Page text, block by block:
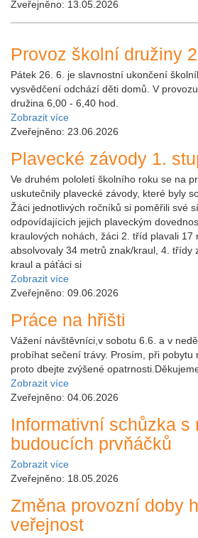
Zveřejněno: 13.05.2026
Provoz školní družiny
Pátek 26. 6. je slavnostní ukončení
vysvědčení odchází děti domů. V
družina 6,00 - 6,40 hod.
Zobrazit více
Zveřejněno: 23.06.2026
Plavecké závody 1.
Ve druhém pololetí školního roku se na
uskutečnily plavecké závody, které byly
Žáci jednotlivých ročníků si poměřili své
odpovídajících jejich plaveckým
kraulových nohách, žáci 2. tříd plavali 17
absolvovaly 34 metrů znak/kraul, 4. třídy
kraul a páťáci si
Zobrazit více
Zveřejněno: 09.06.2026
Práce na hřišti
Vážení návštěvníci,v sobotu 6.6. a v
probíhat sečení trávy. Prosím, při pobytu
proto dbejte zvýšené
Zobrazit více
Zveřejněno: 04.06.2026
Informativní schůzka s
budoucích prvňáčků
Zobrazit více
Zveřejněno: 18.05.2026
Změna provozní doby
veřejnost